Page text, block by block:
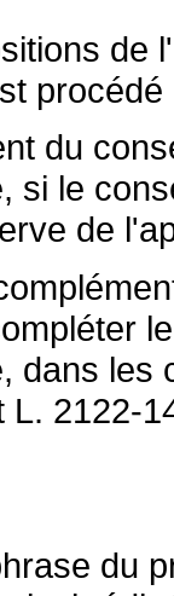
de
procédé
du
si le
de
dans les
L. 2122-
du